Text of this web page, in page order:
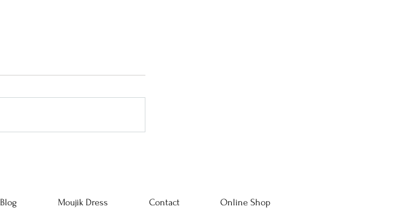
Blog Moujik Dress Contact Online Shop